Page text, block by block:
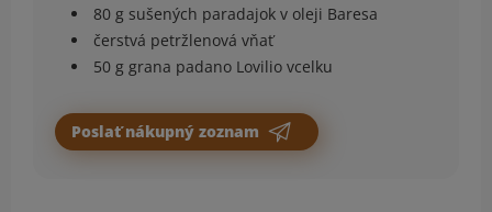
80 g sušených paradajok v oleji Baresa
čerstvá petržlenová vňať
50 g grana padano Lovilio vcelku
Poslať nákupný zoznam